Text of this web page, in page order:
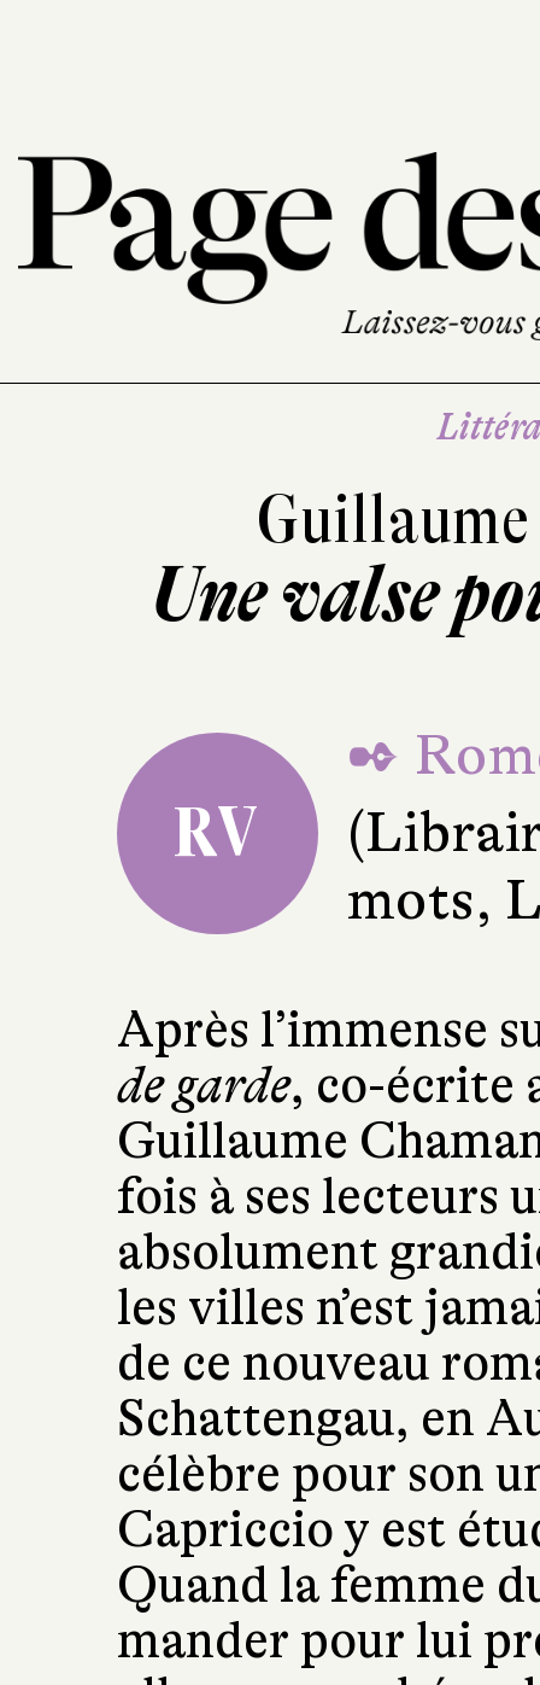
Une valse
RV
✒
mots,
Après l’immense
de garde, co-écrite
Guillaume
fois à ses lecteurs
absolument
les villes n’est
de ce nouveau
Schattengau, en
célèbre pour son
Capriccio y est
Quand la femme
mander pour lui